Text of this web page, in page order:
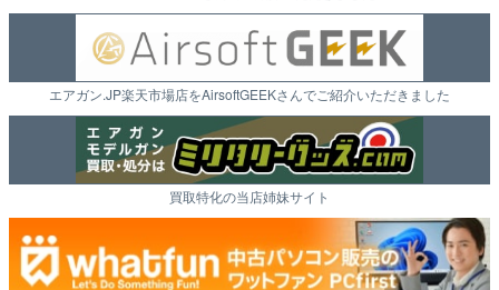
エアガン.JP楽天市場店をAirsoftGEEKさんでご紹介いただきました
買取特化の当店姉妹サイト